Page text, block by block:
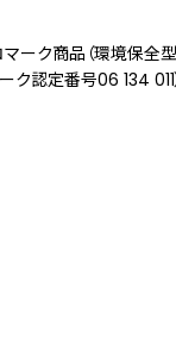
ーク商品（環境保全型
ク認定番号06 134 011